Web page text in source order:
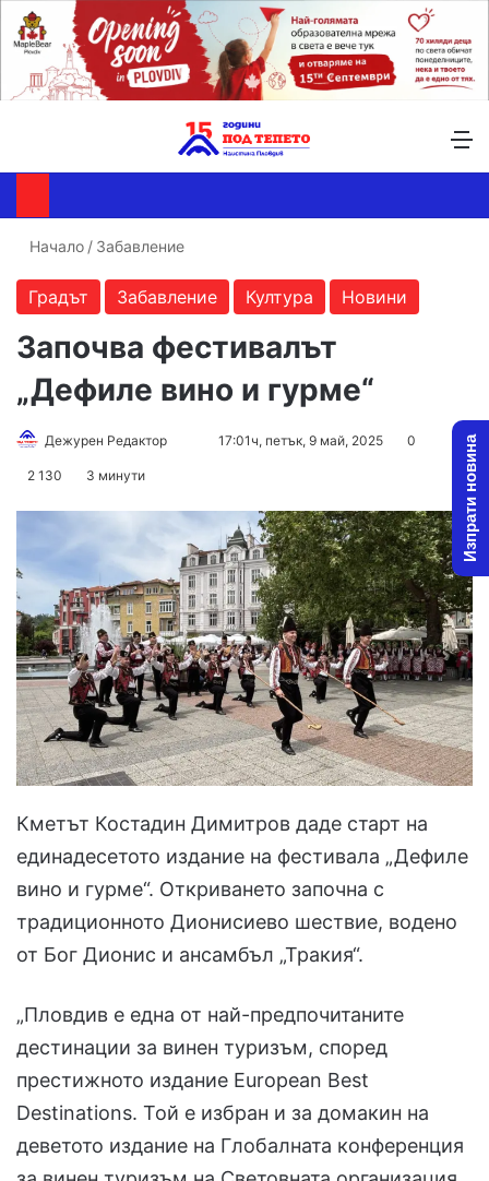
Начало / Забавление
Градът Забавление Култура Новини
Започва фестивалът
„Дефиле вино и гурме“
Дежурен Редактор
Follow
Send17:01ч, петък, 9 май, 2025 0
2 130 3 минути
Кметът Костадин Димитров даде старт на
единадесетото издание на фестивала „Дефиле
вино и гурме“. Откриването започна с
традиционното Дионисиево шествие, водено
от Бог Дионис и ансамбъл „Тракия“.
„Пловдив е една от най-предпочитаните
дестинации за винен туризъм, според
престижното издание European Best
Destinations. Той е избран и за домакин на
деветото издание на Глобалната конференция
Изпрати новина